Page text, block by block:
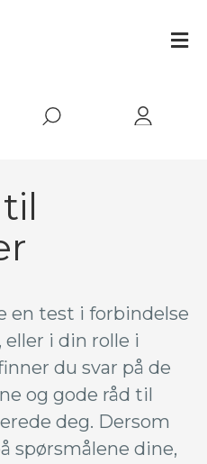
en test i forbindelse
i din rolle i
du svar på de
og gode råd til
deg. Dersom
spørsmålene dine,